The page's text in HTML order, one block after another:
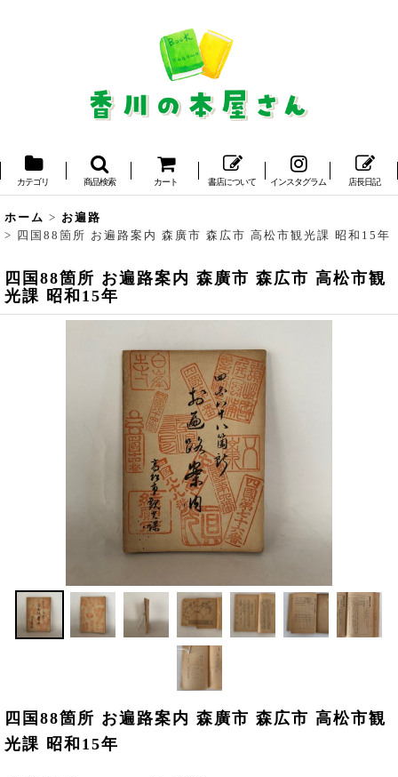
カテゴリ 商品検索 カート 書店について インスタグラム 店長日記
ホーム > お遍路
> 四国88箇所 お遍路案内 森廣市 森広市 高松市観光課 昭和15年
四国88箇所 お遍路案内 森廣市 森広市 高松市観
光課 昭和15年
四国88箇所 お遍路案内 森廣市 森広市 高松市観
光課 昭和15年